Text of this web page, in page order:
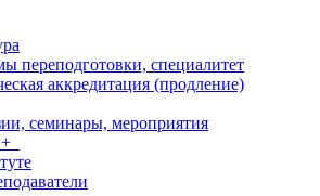
переподготовки, специалитет
аккредитация (продление)
семинары, мероприятия
+